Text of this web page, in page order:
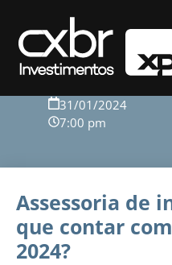
Voltar para o blog
31/01/2024
7:00 pm
Assessoria de
que contar
2024?